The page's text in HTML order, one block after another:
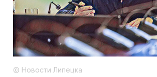
© Новости Липецка